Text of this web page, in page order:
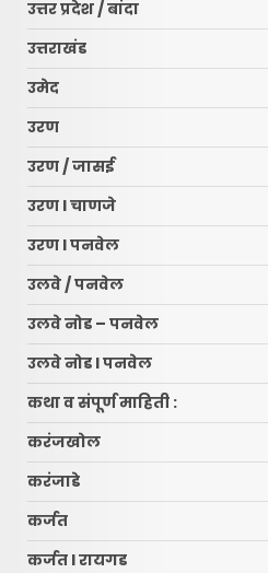
उत्तर प्रदेश / बांदा
उत्तराखंड
उमेद
उरण
उरण / जासई
उरण l चाणजे
उरण l पनवेल
उलवे / पनवेल
उलवे नोड – पनवेल
उलवे नोड l पनवेल
कथा व संपूर्ण माहिती :
करंजखोल
करंजाडे
कर्जत
कर्जत l रायगड